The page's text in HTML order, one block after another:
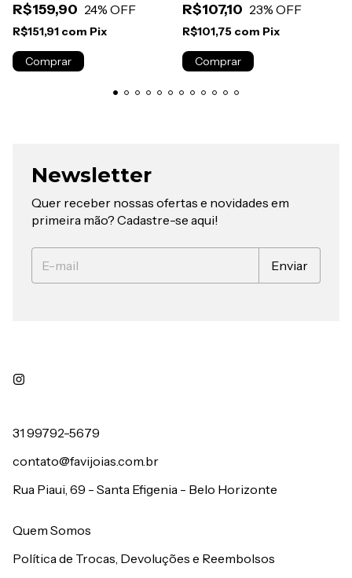
R$159,90 24% OFF
R$151,91 com Pix
R$107,10 23% OFF
R$101,75 com Pix
Comprar
Newsletter
Quer receber nossas ofertas e novidades em
primeira mão? Cadastre-se aqui!
31 99792-5679
contato@favijoias.com.br
Rua Piaui, 69 - Santa Efigenia - Belo Horizonte
Quem Somos
Política de Trocas, Devoluções e Reembolsos